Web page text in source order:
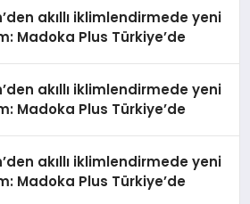
akıllı iklimlendirmede yeni
Madoka Plus Türkiye’de
akıllı iklimlendirmede yeni
Madoka Plus Türkiye’de
akıllı iklimlendirmede yeni
Madoka Plus Türkiye’de